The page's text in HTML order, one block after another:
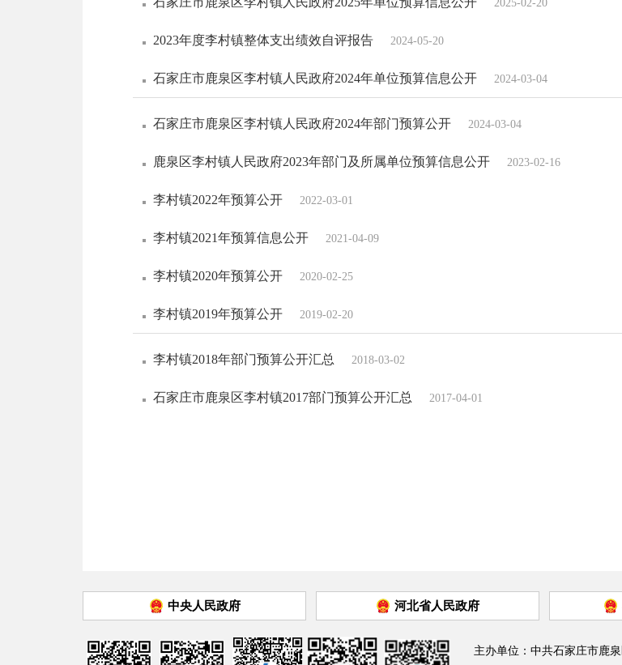
2025-02-20
2023年度李村镇整体支出绩效自评报告 2024-05-20
石家庄市鹿泉区李村镇人民政府2024年单位预算信息公开 2024-03-04
石家庄市鹿泉区李村镇人民政府2024年部门预算公开 2024-03-04
鹿泉区李村镇人民政府2023年部门及所属单位预算信息公开 2023-02-16
李村镇2022年预算公开 2022-03-01
李村镇2021年预算信息公开 2021-04-09
李村镇2020年预算公开 2020-02-25
李村镇2019年预算公开 2019-02-20
李村镇2018年部门预算公开汇总 2018-03-02
石家庄市鹿泉区李村镇2017部门预算公开汇总 2017-04-01